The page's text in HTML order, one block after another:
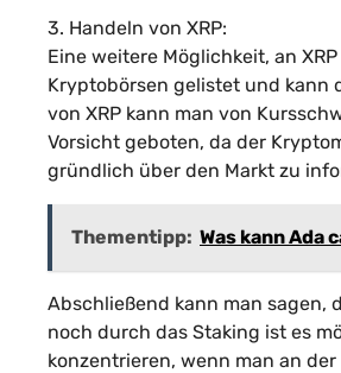
3. Handeln von XRP:
Eine weitere Möglichkeit, an
Kryptobörsen gelistet und kann
von XRP kann man von
Vorsicht geboten, da der
gründlich über den Markt zu
Thementipp: Was kann Ada
Abschließend kann man sagen,
noch durch das Staking ist es
konzentrieren, wenn man an